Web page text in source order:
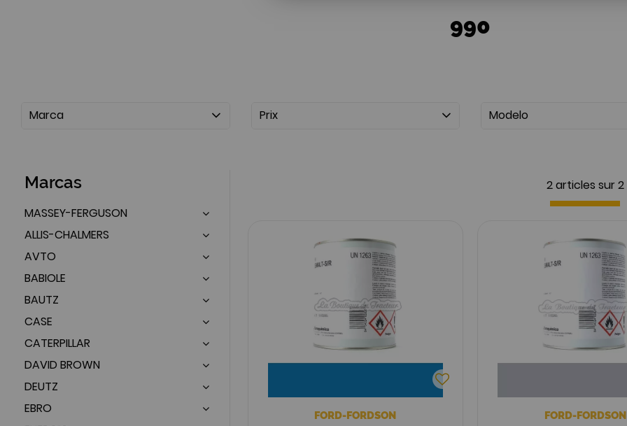
990
Marca Prix Modelo
Marcas
MASSEY-FERGUSON
ALLIS-CHALMERS
AVTO
BABIOLE
BAUTZ
CASE
CATERPILLAR
DAVID BROWN
DEUTZ
EBRO
2 articles sur 2
FORD-FORDSON FORD-FORDSON